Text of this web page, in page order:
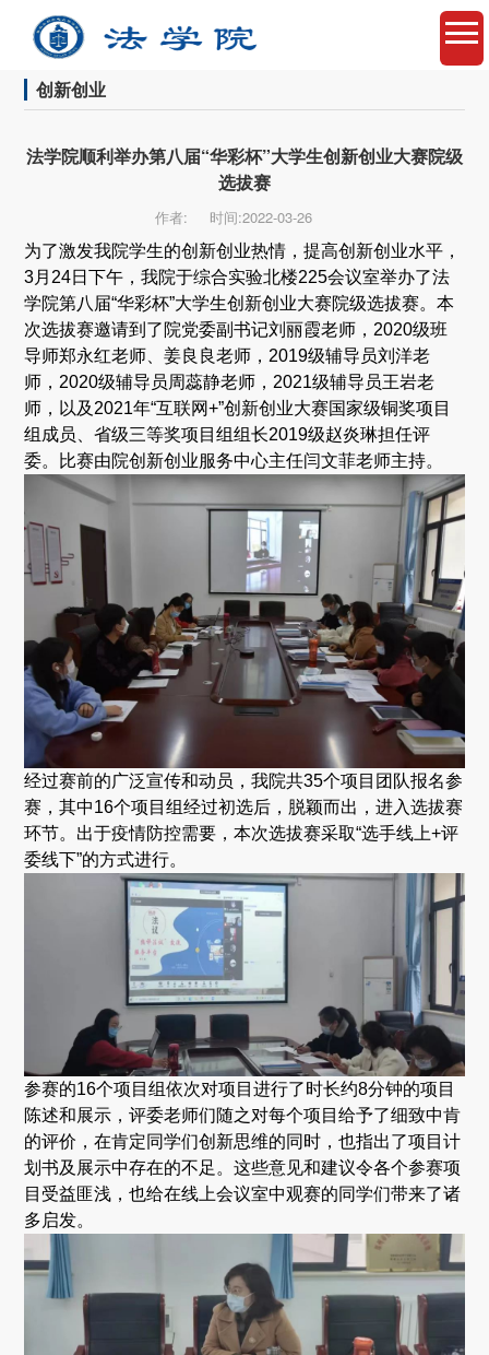
创新创业
法学院顺利举办第八届“华彩杯”大学生创新创业大赛院级
选拔赛
作者: 时间:2022-03-26
为了激发我院学生的创新创业热情，提高创新创业水平，
3月24日下午，我院于综合实验北楼225会议室举办了法
学院第八届“华彩杯”大学生创新创业大赛院级选拔赛。本
次选拔赛邀请到了院党委副书记刘丽霞老师，2020级班
导师郑永红老师、姜良良老师，2019级辅导员刘洋老
师，2020级辅导员周蕊静老师，2021级辅导员王岩老
师，以及2021年“互联网+”创新创业大赛国家级铜奖项目
组成员、省级三等奖项目组组长2019级赵炎琳担任评
委。比赛由院创新创业服务中心主任闫文菲老师主持。
经过赛前的广泛宣传和动员，我院共35个项目团队报名参
赛，其中16个项目组经过初选后，脱颖而出，进入选拔赛
环节。出于疫情防控需要，本次选拔赛采取“选手线上+评
委线下”的方式进行。
参赛的16个项目组依次对项目进行了时长约8分钟的项目
陈述和展示，评委老师们随之对每个项目给予了细致中肯
的评价，在肯定同学们创新思维的同时，也指出了项目计
划书及展示中存在的不足。这些意见和建议令各个参赛项
目受益匪浅，也给在线上会议室中观赛的同学们带来了诸
多启发。